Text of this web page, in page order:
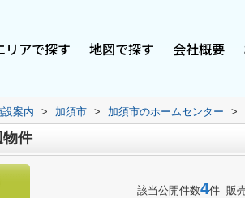
リアで探す 地図で探す 会社概要
設案内 > 加須市 > 加須市のホームセンター >
物件
該当公開件数4件 販